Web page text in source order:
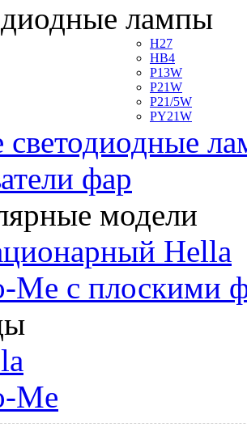
лампы
H27
HB4
P13W
P21W
P21/5W
PY21W
светодиодные
фар
модели
Hella
Me с плоскими
Me